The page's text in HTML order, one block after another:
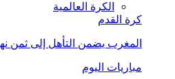
الكرة العالمية
كرة القدم
المغرب يضمن التأهل إلى ثمن نهائي
مباريات اليوم